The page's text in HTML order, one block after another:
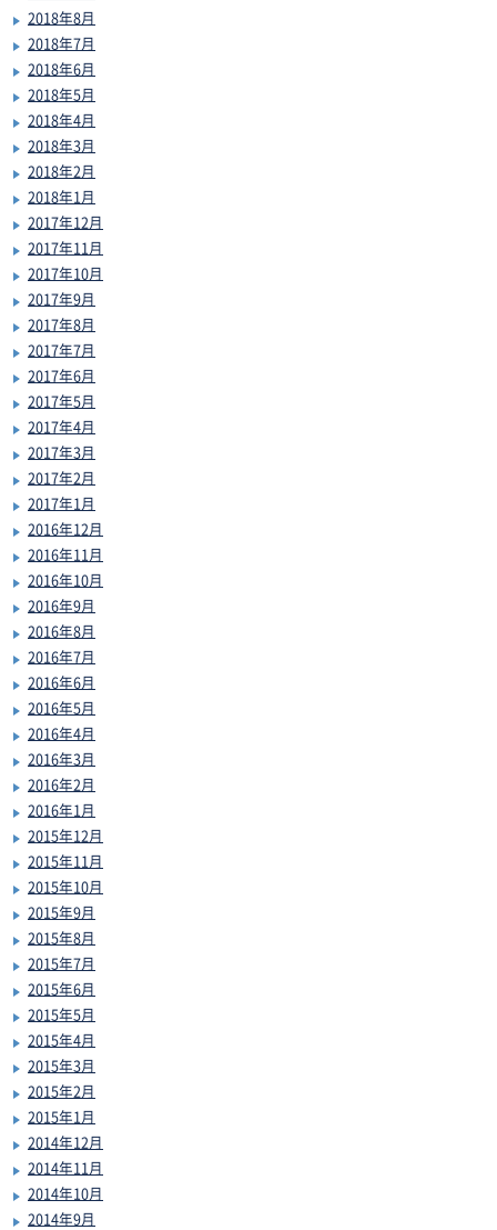
2018年8月
2018年7月
2018年6月
2018年5月
2018年4月
2018年3月
2018年2月
2018年1月
2017年12月
2017年11月
2017年10月
2017年9月
2017年8月
2017年7月
2017年6月
2017年5月
2017年4月
2017年3月
2017年2月
2017年1月
2016年12月
2016年11月
2016年10月
2016年9月
2016年8月
2016年7月
2016年6月
2016年5月
2016年4月
2016年3月
2016年2月
2016年1月
2015年12月
2015年11月
2015年10月
2015年9月
2015年8月
2015年7月
2015年6月
2015年5月
2015年4月
2015年3月
2015年2月
2015年1月
2014年12月
2014年11月
2014年10月
2014年9月